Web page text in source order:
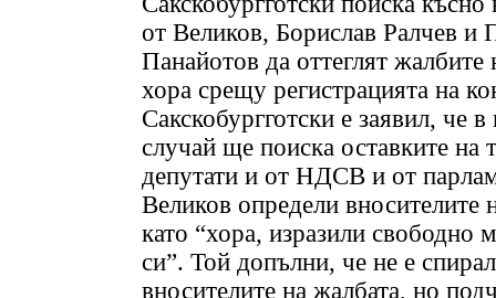
от Великов, Борислав Ралчев и
Панайотов да оттеглят жалбите
хора срещу регистрацията на
Сакскобургготски е заявил, че
случай ще поиска оставките на
депутати и от НДСВ и от
Великов определи вносителите
като “хора, изразили свободно
си”. Той допълни, че не е спирал
вносителите на жалбата, но